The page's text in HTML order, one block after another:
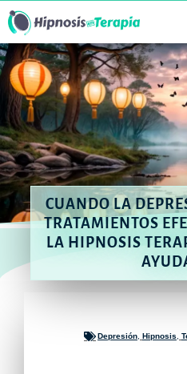
CUANDO LA
TRATAMIENTOS
LA HIPNOSIS
Depresión Hipnosis